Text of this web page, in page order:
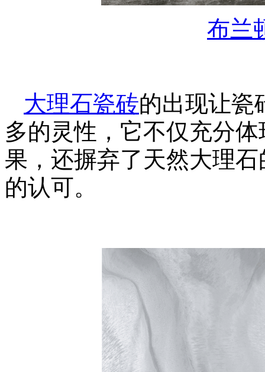
布兰
大理石瓷砖的出现让瓷
多的灵性，它不仅充分
果，还摒弃了天然大理
的认可。